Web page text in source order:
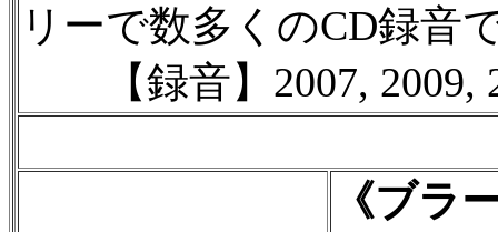
リーで数多くのCD録音
【録音】2007, 2009,
《ブラ